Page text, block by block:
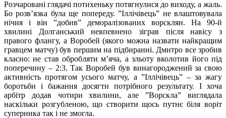
Розчаровані глядачі потихеньку потягнулися до виходу, а жаль.
Бо розв’язка була ще попереду. ”Іллічівець” не влаштовувала
нічия і він ”добив” деморалізованих ворсклян. На 90-й
хвилині Долганський невпевнено зіграв після навісу з
правого флангу, а Воробей (якого можна назвати найкращим
гравцем матчу) був першим на підбиранні. Дмитро все зробив
класно: не став обробляти м’яча, а зльоту вколотив його під
поперечину – 2:3. Так Воробей був винагороджений за свою
активність протягом усього матчу, а ”Іллічівець” – за жагу
боротьби і бажання досягти потрібного результату. І хоча
арбітр додав чотири хвилини, але ”Ворскла” виглядала
наскільки розгубленою, що створити щось путнє біля воріт
суперника так і не змогла.